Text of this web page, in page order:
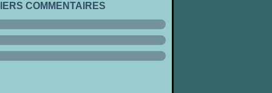
COMMENTAIRES